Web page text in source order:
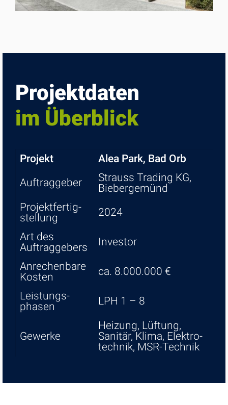
Projekt­daten
im Über­blick
Projekt
Alea Park, Bad Orb
Auftrag­geber
Strauss Trading KG,
Bieber­ge­münd
Projekt­fer­tig­
stel­lung
2024
Art des
Auftrag­ge­bers
Investor
Anre­chen­bare
Kosten
ca. 8.000.000 €
Leis­tungs­
phasen
LPH 1 – 8
Gewerke
Heizung, Lüftung,
Sanitär, Klima, Elektro­
technik, MSR-Technik